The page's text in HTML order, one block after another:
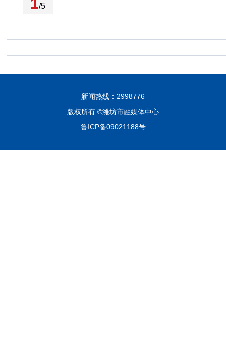
1/5
新闻热线：2998776
版权所有 ©潍坊市融媒体中心
鲁ICP备09021188号